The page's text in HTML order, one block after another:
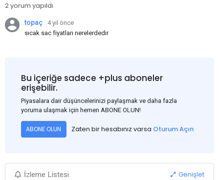
2 yorum yapıldı
topaç
4 yıl önce
sıcak sac fiyatları nerelerdedir
Bu içeriğe sadece +plus aboneler
erişebilir.
Piyasalara dair düşüncelerinizi paylaşmak ve daha fazla
yoruma ulaşmak için hemen ABONE OLUN!
ABONE OLUN Zaten bir hesabınız varsa Oturum Açın
İzleme Listesi Genişlet